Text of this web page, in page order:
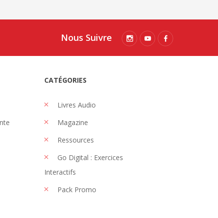
Nous Suivre
CATÉGORIES
Livres Audio
Magazine
Ressources
Go Digital : Exercices
Interactifs
Pack Promo